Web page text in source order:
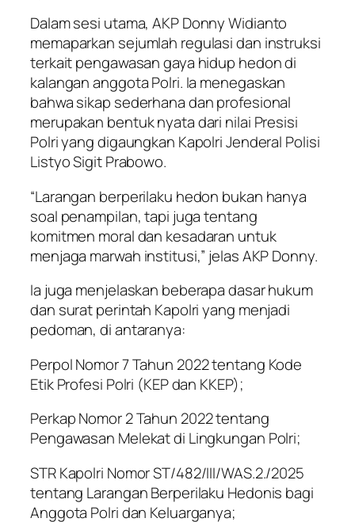
Dalam sesi utama, AKP Donny Widianto
memaparkan sejumlah regulasi dan instruksi
terkait pengawasan gaya hidup hedon di
kalangan anggota Polri. Ia menegaskan
bahwa sikap sederhana dan profesional
merupakan bentuk nyata dari nilai Presisi
Polri yang digaungkan Kapolri Jenderal Polisi
Listyo Sigit Prabowo.
“Larangan berperilaku hedon bukan hanya
soal penampilan, tapi juga tentang
komitmen moral dan kesadaran untuk
menjaga marwah institusi,” jelas AKP Donny.
Ia juga menjelaskan beberapa dasar hukum
dan surat perintah Kapolri yang menjadi
pedoman, di antaranya:
Perpol Nomor 7 Tahun 2022 tentang Kode
Etik Profesi Polri (KEP dan KKEP);
Perkap Nomor 2 Tahun 2022 tentang
Pengawasan Melekat di Lingkungan Polri;
STR Kapolri Nomor ST/482/III/WAS.2./2025
tentang Larangan Berperilaku Hedonis bagi
Anggota Polri dan Keluarganya;